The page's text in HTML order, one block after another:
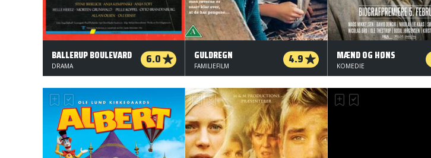
BALLERUP BOULEVARD 6.0
DRAMA
GULDREGN 4.9
FAMILIEFILM
MÆND OG HØNS
KOMEDIE